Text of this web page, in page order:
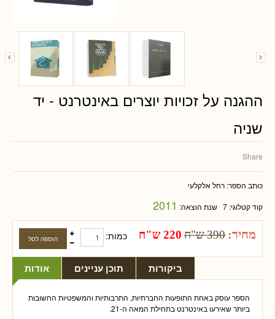
ההגנה על זכויות יוצרים באינטרנט - יד
שניה
Share
כותב הספר: רחל אלקלעי
קוד קטלוגי: 7 שנת הוצאה: 2011
מחיר: 390 ש"ח 220 ש"ח כמות:
אודות תוכן עניינים ביקורות
הספר עוסק באחת התופעות החברתיות, התרבותיות והמשפטיות החשובות
ביותר שאירעו באינטרנט בתחילת המאה ה-21.